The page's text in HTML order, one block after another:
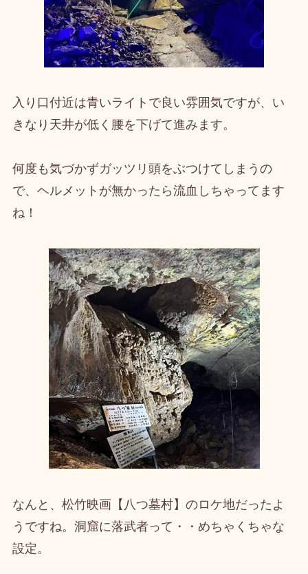
入り口付近は青いライトで良い雰囲気ですが、い
きなり天井が低く腰を下げて進みます。
何度も気づかずガッツリ頭をぶつけてしまうの
で、ヘルメットが無かったら流血しちゃってます
ね！
なんと、松竹映画【八つ墓村】のロケ地だったよ
うですね。洞窟に落武者って・・めちゃくちゃな
設定。